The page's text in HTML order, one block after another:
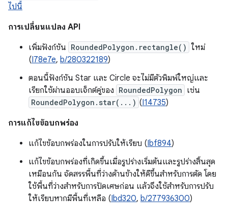
ไปนี้
การเปลี่ยนแปลง API
เพิ่มฟังก์ชัน RoundedPolygon.rectangle() ใหม่
(I78e7e, b/280322189)
ตอนนี้ฟังก์ชัน Star และ Circle จะไม่มีตัวพิมพ์ใหญ่และ
เรียกใช้ผ่านออบเจ็กต์คู่ของ RoundedPolygon เช่น
RoundedPolygon.star(...) (I14735)
การแก้ไขข้อบกพร่อง
แก้ไขข้อบกพร่องในการปรับให้เรียบ (Ibf894)
แก้ไขข้อบกพร่องที่เกิดขึ้นเมื่อรูปร่างเริ่มต้นและรูปร่างสิ้นสุด
เหมือนกัน จัดสรรพื้นที่ว่างด้านข้างให้ดีขึ้นสำหรับการตัด โดย
ใช้พื้นที่ว่างสำหรับการปัดเศษก่อน แล้วจึงใช้สำหรับการปรับ
ให้เรียบหากมีพื้นที่เหลือ (Ibd320, b/277936300)